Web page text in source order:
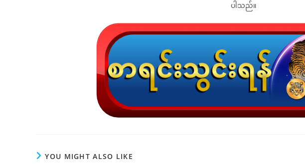
ပါသည်။
YOU MIGHT ALSO LIKE